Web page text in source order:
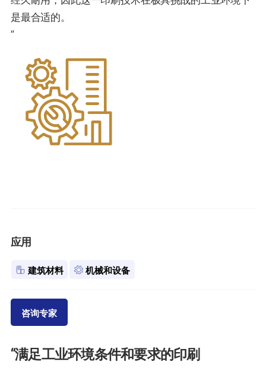
是最合适的。
“
“满足工业环境条件和要求的印刷
应用
建筑材料 机械和设备
咨询专家